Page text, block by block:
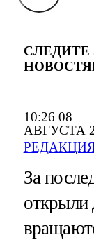
10:26 08
АВГУСТА
СЛЕДИТЕ
За
открыли